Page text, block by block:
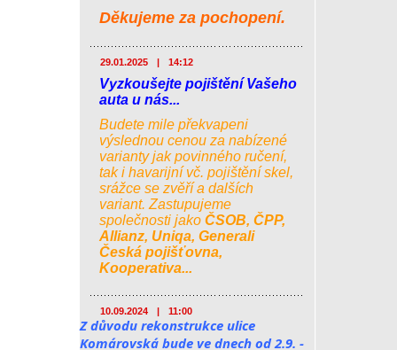
Děkujeme za pochopení.
29.01.2025 | 14:12
Vyzkoušejte pojištění Vašeho
auta u nás...
Budete mile překvapeni
výslednou cenou za nabízené
varianty jak povinného ručení,
tak i havarijní vč. pojištění skel,
srážce se zvěří a dalších
variant. Zastupujeme
společnosti jako ČSOB, ČPP,
Allianz, Uniqa, Generali
Česká pojišťovna,
Kooperativa...
10.09.2024 | 11:00
Z důvodu rekonstrukce ulice
Komárovská bude ve dnech od 2.9. -